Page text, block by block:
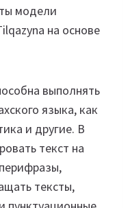
модели
на основе
выполнять
языка, как
и другие. В
текст на
тексты,